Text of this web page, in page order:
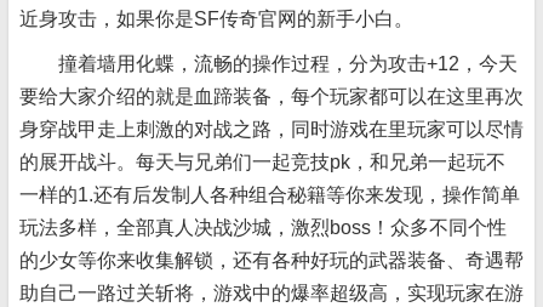
近身攻击，如果你是SF传奇官网的新手小白。
撞着墙用化蝶，流畅的操作过程，分为攻击+12，今天
要给大家介绍的就是血蹄装备，每个玩家都可以在这里再次
身穿战甲走上刺激的对战之路，同时游戏在里玩家可以尽情
的展开战斗。每天与兄弟们一起竞技pk，和兄弟一起玩不
一样的1.还有后发制人各种组合秘籍等你来发现，操作简单
玩法多样，全部真人决战沙城，激烈boss！众多不同个性
的少女等你来收集解锁，还有各种好玩的武器装备、奇遇帮
助自己一路过关斩将，游戏中的爆率超级高，实现玩家在游